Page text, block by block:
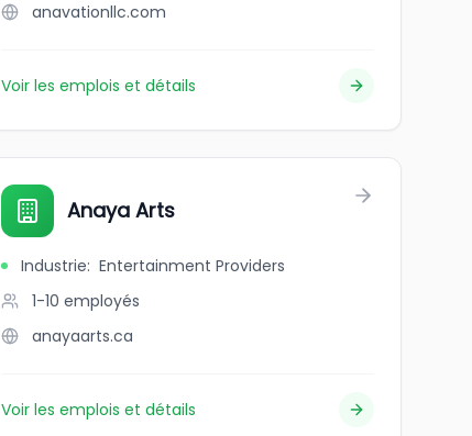
anavationllc.com
Voir les emplois et détails
Anaya Arts
Industrie: Entertainment Providers
1-10 employés
anayaarts.ca
Voir les emplois et détails